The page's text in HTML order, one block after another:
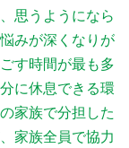
思うようになら
みが深くなりが
す時間が最も多
に休息できる環
家族で分担した
家族全員で協力